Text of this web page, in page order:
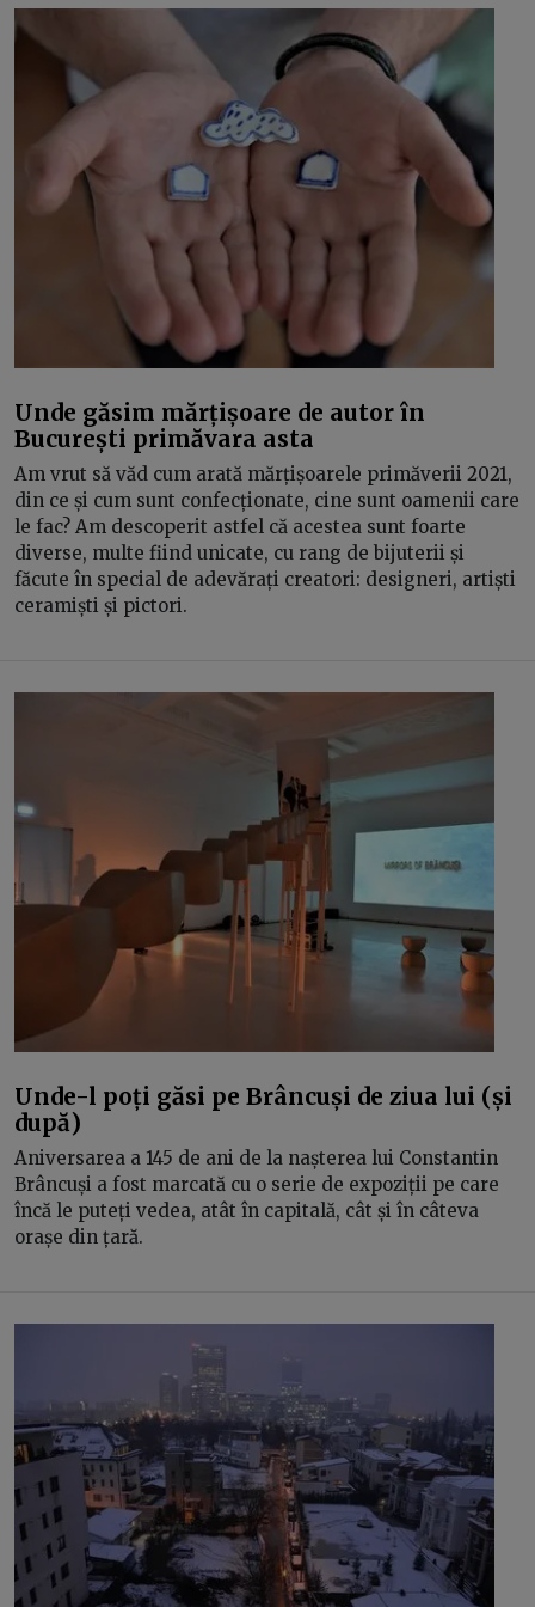
Unde găsim mărțișoare de autor în
București primăvara asta
Am vrut să văd cum arată mărțișoarele primăverii 2021,
din ce și cum sunt confecționate, cine sunt oamenii care
le fac? Am descoperit astfel că acestea sunt foarte
diverse, multe fiind unicate, cu rang de bijuterii și
făcute în special de adevărați creatori: designeri, artiști
ceramiști și pictori.
Unde-l poți găsi pe Brâncuși de ziua lui (și
după)
Aniversarea a 145 de ani de la nașterea lui Constantin
Brâncuși a fost marcată cu o serie de expoziții pe care
încă le puteți vedea, atât în capitală, cât și în câteva
orașe din țară.